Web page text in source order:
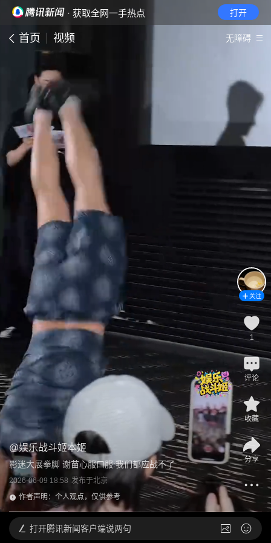
· 获取全网一手热点 打开
首页 视频 无障碍
@娱乐战斗姬本姬
影迷大展拳脚 谢苗心服口服:我们都应战不了
2026-06-09 18:58 发布于北京
作者声明：个人观点，仅供参考
关注
1
评论
收藏
分享
打开腾讯新闻客户端说两句